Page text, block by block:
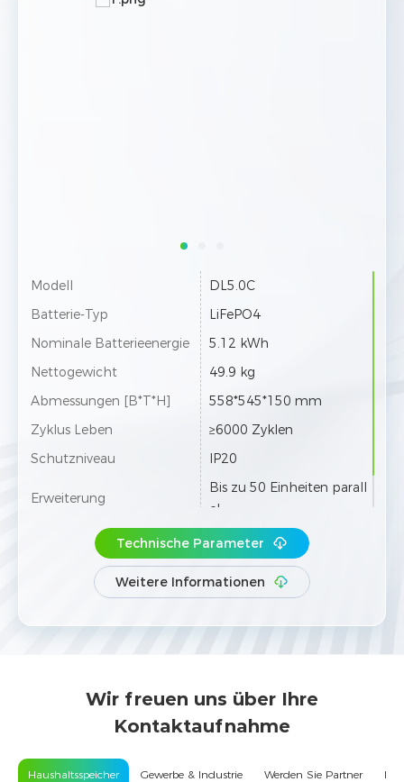
Modell
DL5.0C
Batterie-Typ
LiFePO4
Nominale Batterieenergie
5.12 kWh
Nettogewicht
49.9 kg
Abmessungen [B*T*H]
558*545*150 mm
Zyklus Leben
≥6000 Zyklen
Schutzniveau
IP20
Erweiterung
Bis zu 50 Einheiten parall
el
Technische Parameter
Weitere Informationen
Wir freuen uns über Ihre
Kontaktaufnahme
Haushaltsspeicher Gewerbe & Industrie Werden Sie Partner